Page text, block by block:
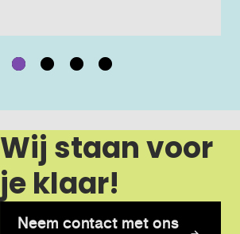
Wij staan voor
je klaar!
Neem contact met ons